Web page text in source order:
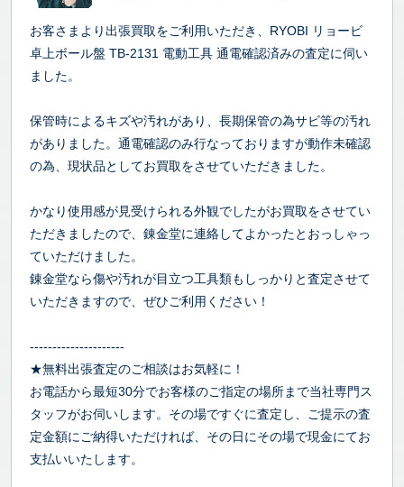
お客さまより出張買取をご利用いただき、RYOBI リョービ
卓上ボール盤 TB-2131 電動工具 通電確認済みの査定に伺い
ました。
保管時によるキズや汚れがあり、長期保管の為サビ等の汚れ
がありました。通電確認のみ行なっておりますが動作未確認
の為、現状品としてお買取をさせていただきました。
かなり使用感が見受けられる外観でしたがお買取をさせてい
ただきましたので、錬金堂に連絡してよかったとおっしゃっ
ていただけました。
錬金堂なら傷や汚れが目立つ工具類もしっかりと査定させて
いただきますので、ぜひご利用ください！
---------------------
★無料出張査定のご相談はお気軽に！
お電話から最短30分でお客様のご指定の場所まで当社専門ス
タッフがお伺いします。その場ですぐに査定し、ご提示の査
定金額にご納得いただければ、その日にその場で現金にてお
支払いいたします。